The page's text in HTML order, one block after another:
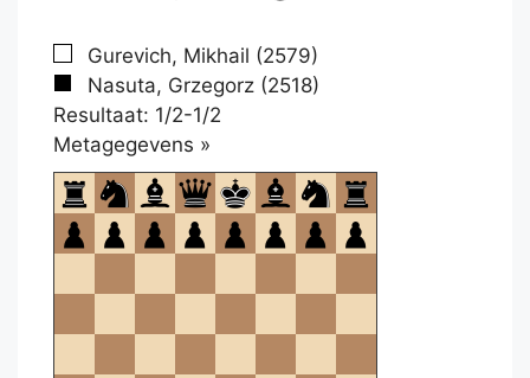
Gurevich, Mikhail (2579)
Nasuta, Grzegorz (2518)
Resultaat: 1/2-1/2
Metagegevens »
om
te
openen.